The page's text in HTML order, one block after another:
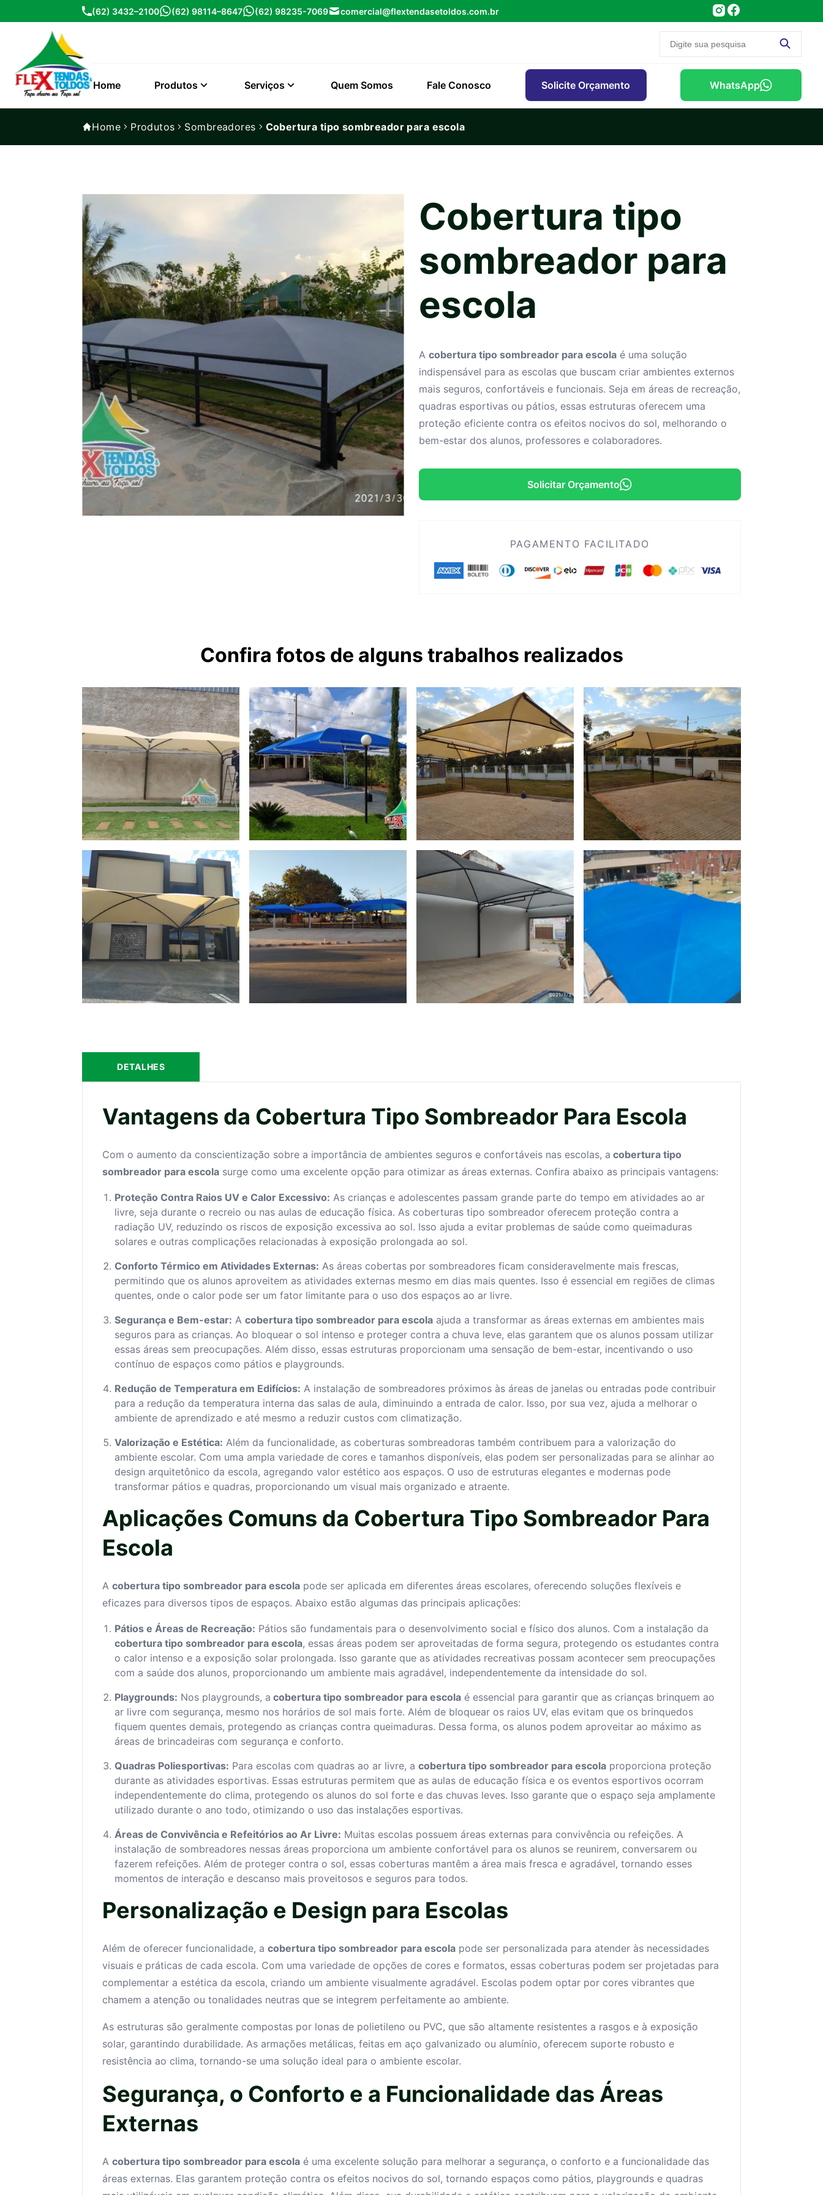
(62) 3432–2100 (62) 98114–8647 (62) 98235-7069 comercial@flextendasetoldos.com.br
Home Produtos Serviços Quem Somos Fale Conosco Solicite Orçamento WhatsApp
Home Produtos Sombreadores Cobertura tipo sombreador para escola
Cobertura tipo
sombreador para
escola
A cobertura tipo sombreador para escola é uma solução
indispensável para as escolas que buscam criar ambientes externos
mais seguros, confortáveis e funcionais. Seja em áreas de recreação,
quadras esportivas ou pátios, essas estruturas oferecem uma
proteção eficiente contra os efeitos nocivos do sol, melhorando o
bem-estar dos alunos, professores e colaboradores.
Solicitar Orçamento
PAGAMENTO FACILITADO
Confira fotos de alguns trabalhos realizados
DETALHES
Vantagens da Cobertura Tipo Sombreador Para Escola
Com o aumento da conscientização sobre a importância de ambientes seguros e confortáveis nas escolas, a cobertura tipo
sombreador para escola surge como uma excelente opção para otimizar as áreas externas. Confira abaixo as principais vantagens:
Proteção Contra Raios UV e Calor Excessivo: As crianças e adolescentes passam grande parte do tempo em atividades ao ar
livre, seja durante o recreio ou nas aulas de educação física. As coberturas tipo sombreador oferecem proteção contra a
radiação UV, reduzindo os riscos de exposição excessiva ao sol. Isso ajuda a evitar problemas de saúde como queimaduras
solares e outras complicações relacionadas à exposição prolongada ao sol.
Conforto Térmico em Atividades Externas: As áreas cobertas por sombreadores ficam consideravelmente mais frescas,
permitindo que os alunos aproveitem as atividades externas mesmo em dias mais quentes. Isso é essencial em regiões de climas
quentes, onde o calor pode ser um fator limitante para o uso dos espaços ao ar livre.
Segurança e Bem-estar: Acobertura tipo sombreador para escola ajuda a transformar as áreas externas em ambientes mais
seguros para as crianças. Ao bloquear o sol intenso e proteger contra a chuva leve, elas garantem que os alunos possam utilizar
essas áreas sem preocupações. Além disso, essas estruturas proporcionam uma sensação de bem-estar, incentivando o uso
contínuo de espaços como pátios e playgrounds.
Redução de Temperatura em Edifícios: A instalação de sombreadores próximos às áreas de janelas ou entradas pode contribuir
para a redução da temperatura interna das salas de aula, diminuindo a entrada de calor. Isso, por sua vez, ajuda a melhorar o
ambiente de aprendizado e até mesmo a reduzir custos com climatização.
Valorização e Estética: Além da funcionalidade, as coberturas sombreadoras também contribuem para a valorização do
ambiente escolar. Com uma ampla variedade de cores e tamanhos disponíveis, elas podem ser personalizadas para se alinhar ao
design arquitetônico da escola, agregando valor estético aos espaços. O uso de estruturas elegantes e modernas pode
transformar pátios e quadras, proporcionando um visual mais organizado e atraente.
Aplicações Comuns da Cobertura Tipo Sombreador Para
Escola
Acobertura tipo sombreador para escola pode ser aplicada em diferentes áreas escolares, oferecendo soluções flexíveis e
eficazes para diversos tipos de espaços. Abaixo estão algumas das principais aplicações:
Pátios e Áreas de Recreação: Pátios são fundamentais para o desenvolvimento social e físico dos alunos. Com a instalação da
cobertura tipo sombreador para escola, essas áreas podem ser aproveitadas de forma segura, protegendo os estudantes contra
o calor intenso e a exposição solar prolongada. Isso garante que as atividades recreativas possam acontecer sem preocupações
com a saúde dos alunos, proporcionando um ambiente mais agradável, independentemente da intensidade do sol.
Playgrounds: Nos playgrounds, a cobertura tipo sombreador para escola é essencial para garantir que as crianças brinquem ao
ar livre com segurança, mesmo nos horários de sol mais forte. Além de bloquear os raios UV, elas evitam que os brinquedos
fiquem quentes demais, protegendo as crianças contra queimaduras. Dessa forma, os alunos podem aproveitar ao máximo as
áreas de brincadeiras com segurança e conforto.
Quadras Poliesportivas: Para escolas com quadras ao ar livre, acobertura tipo sombreador para escola proporciona proteção
durante as atividades esportivas. Essas estruturas permitem que as aulas de educação física e os eventos esportivos ocorram
independentemente do clima, protegendo os alunos do sol forte e das chuvas leves. Isso garante que o espaço seja amplamente
utilizado durante o ano todo, otimizando o uso das instalações esportivas.
Áreas de Convivência e Refeitórios ao Ar Livre: Muitas escolas possuem áreas externas para convivência ou refeições. A
instalação de sombreadores nessas áreas proporciona um ambiente confortável para os alunos se reunirem, conversarem ou
fazerem refeições. Além de proteger contra o sol, essas coberturas mantêm a área mais fresca e agradável, tornando esses
momentos de interação e descanso mais proveitosos e seguros para todos.
Personalização e Design para Escolas
Além de oferecer funcionalidade, acobertura tipo sombreador para escola pode ser personalizada para atender às necessidades
visuais e práticas de cada escola. Com uma variedade de opções de cores e formatos, essas coberturas podem ser projetadas para
complementar a estética da escola, criando um ambiente visualmente agradável. Escolas podem optar por cores vibrantes que
chamem a atenção ou tonalidades neutras que se integrem perfeitamente ao ambiente.
As estruturas são geralmente compostas por lonas de polietileno ou PVC, que são altamente resistentes a rasgos e à exposição
solar, garantindo durabilidade. As armações metálicas, feitas em aço galvanizado ou alumínio, oferecem suporte robusto e
resistência ao clima, tornando-se uma solução ideal para o ambiente escolar.
Segurança, o Conforto e a Funcionalidade das Áreas
Externas
Acobertura tipo sombreador para escola é uma excelente solução para melhorar a segurança, o conforto e a funcionalidade das
áreas externas. Elas garantem proteção contra os efeitos nocivos do sol, tornando espaços como pátios, playgrounds e quadras